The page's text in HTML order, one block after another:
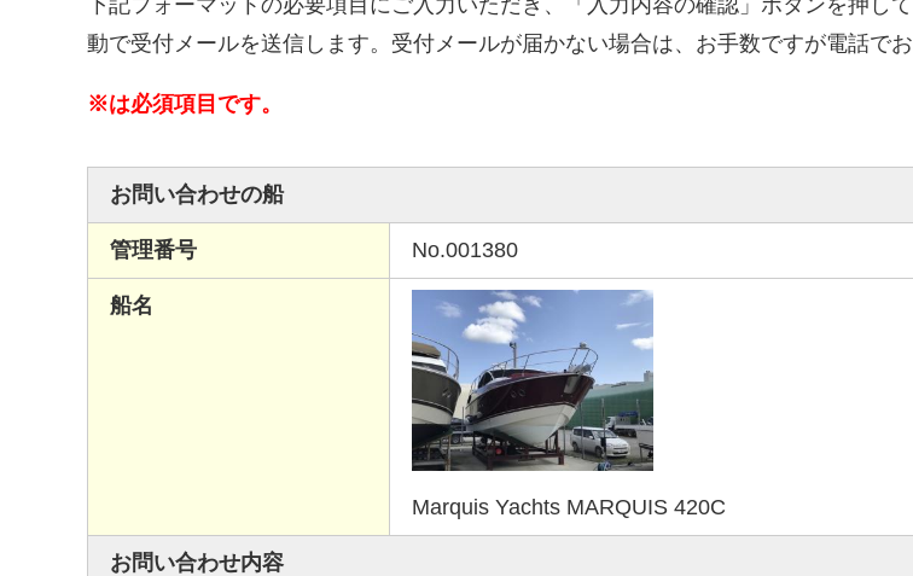
下記フォーマットの必要項目にご入力いただき、「入力内容の確認」ボタンを押し
動で受付メールを送信します。受付メールが届かない場合は、お手数ですが電話でお
※は必須項目です。
お問い合わせの船
管理番号 No.001380
船名
Marquis Yachts MARQUIS 420C
お問い合わせ内容